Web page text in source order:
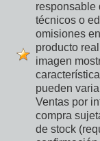
responsable
técnicos o
omisiones
producto
imagen
pueden
Ventas por
compra
de stock